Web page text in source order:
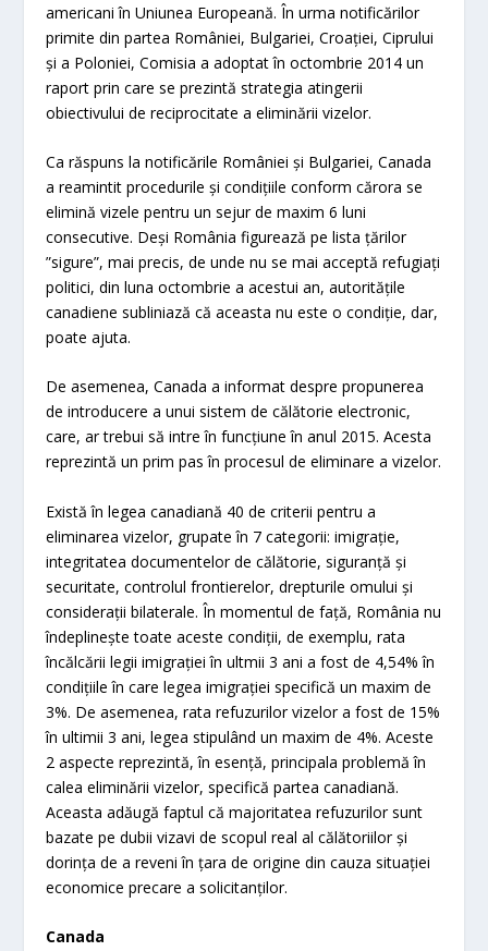
americani în Uniunea Europeană. În urma notificărilor
primite din partea României, Bulgariei, Croației, Ciprului
și a Poloniei, Comisia a adoptat în octombrie 2014 un
raport prin care se prezintă strategia atingerii
obiectivului de reciprocitate a eliminării vizelor.
Ca răspuns la notificările României și Bulgariei, Canada
a reamintit procedurile și condițiile conform cărora se
elimină vizele pentru un sejur de maxim 6 luni
consecutive. Deși România figurează pe lista țărilor
”sigure”, mai precis, de unde nu se mai acceptă refugiați
politici, din luna octombrie a acestui an, autoritățile
canadiene subliniază că aceasta nu este o condiție, dar,
poate ajuta.
De asemenea, Canada a informat despre propunerea
de introducere a unui sistem de călătorie electronic,
care, ar trebui să intre în funcțiune în anul 2015. Acesta
reprezintă un prim pas în procesul de eliminare a vizelor.
Există în legea canadiană 40 de criterii pentru a
eliminarea vizelor, grupate în 7 categorii: imigrație,
integritatea documentelor de călătorie, siguranță și
securitate, controlul frontierelor, drepturile omului și
considerații bilaterale. În momentul de față, România nu
îndeplinește toate aceste condiții, de exemplu, rata
încălcării legii imigrației în ultmii 3 ani a fost de 4,54% în
condițiile în care legea imigrației specifică un maxim de
3%. De asemenea, rata refuzurilor vizelor a fost de 15%
în ultimii 3 ani, legea stipulând un maxim de 4%. Aceste
2 aspecte reprezintă, în esență, principala problemă în
calea eliminării vizelor, specifică partea canadiană.
Aceasta adăugă faptul că majoritatea refuzurilor sunt
bazate pe dubii vizavi de scopul real al călătoriilor și
dorința de a reveni în țara de origine din cauza situației
economice precare a solicitanților.
Canada